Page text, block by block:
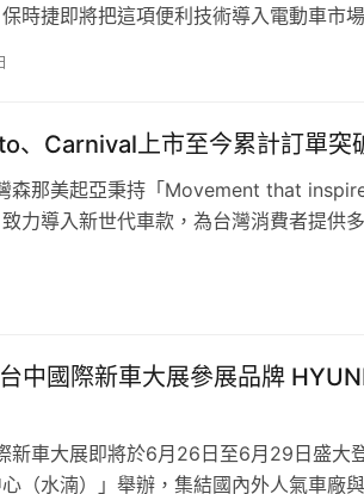
福斯商旅全台服務中心，即可享有免費
塞/水幫浦 任選兩件75折
車輛使用)
時捷即將把這項便利技術導入電動車市
地面基座外，不必再額外安裝壁掛式充電
、Carnival上市至今累計訂單突
森那美起亞秉持「Movement that
力導入新世代車款，為台灣消費者提供
牌銷售冠軍，旗下進口極致休旅The
中國際新車大展參展品牌
新車大展即將於6月26日至6月29日盛大
（水湳）」舉辦，集結國內外人氣車廠